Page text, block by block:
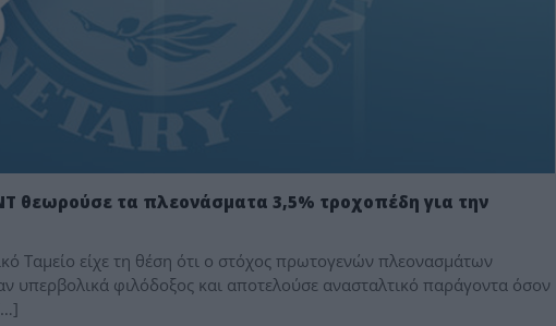
θεωρούσε τα πλεονάσματα 3,5% τροχοπέδη για την
Ταμείο είχε τη θέση ότι ο στόχος πρωτογενών πλεονασμάτων
υπερβολικά φιλόδοξος και αποτελούσε ανασταλτικό παράγοντα όσον